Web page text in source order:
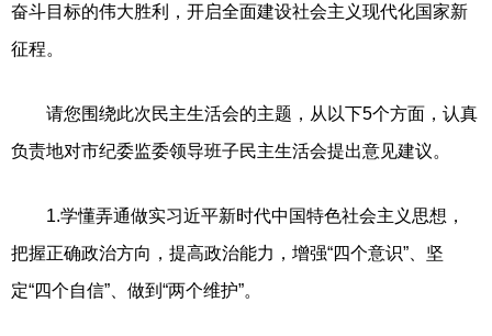
奋斗目标的伟大胜利，开启全面建设社会主义现代化国家新
征程。
请您围绕此次民主生活会的主题，从以下5个方面，认真
负责地对市纪委监委领导班子民主生活会提出意见建议。
1.学懂弄通做实习近平新时代中国特色社会主义思想，
把握正确政治方向，提高政治能力，增强“四个意识”、坚
定“四个自信”、做到“两个维护”。